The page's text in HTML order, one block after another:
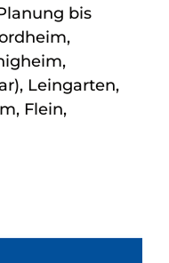
bis
Leingarten,
Flein,